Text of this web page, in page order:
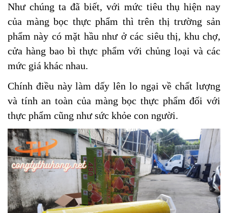
Như chúng ta đã biết, với mức tiêu thụ hiện nay
của màng bọc thực phẩm thì trên thị trường sản
phẩm này có mặt hầu như ở các siêu thị, khu chợ,
cửa hàng bao bì thực phẩm với chủng loại và các
mức giá khác nhau.
Chính điều này làm dấy lên lo ngại về chất lượng
và tính an toàn của màng bọc thực phẩm đối với
thực phẩm cũng như sức khỏe con người.